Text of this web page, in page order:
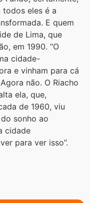
todos eles é a
E quem
de Lima, que
em 1990. “O
cidade-
e vinham para cá
não. O Riacho
ela, que,
de 1960, viu
sonho ao
cidade
para ver isso”.